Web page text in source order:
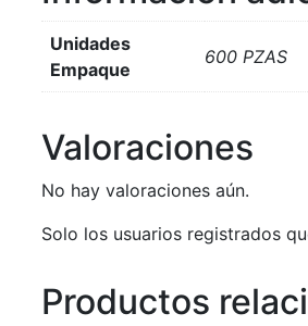
Unidades
Empaque
600 PZAS
Valoraciones
No hay valoraciones aún.
Solo los usuarios registrados
Productos